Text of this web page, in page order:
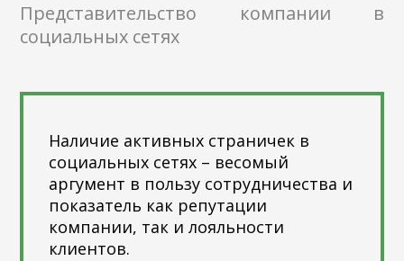
Представительство компании в
социальных сетях
Наличие активных страничек в
социальных сетях – весомый
аргумент в пользу сотрудничества и
показатель как репутации
компании, так и лояльности
клиентов.